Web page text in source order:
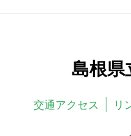
島根県
交通アクセス リ